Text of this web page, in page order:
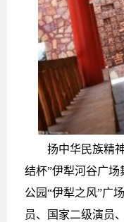
扬中华民族精
结杯”伊犁河谷广场
公园“伊犁之风”广
员、国家二级演员